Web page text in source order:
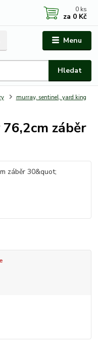
Menu
Hledat
0 ks
za 0 Kč
murray, sentinel, yard king
záběr